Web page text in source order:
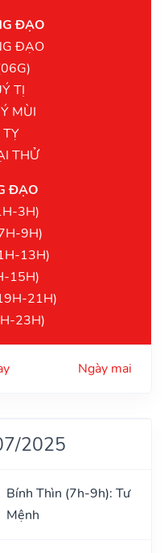
ĐẠO
ĐẠO
TỊ
MÙI
THỬ
ĐẠO
3H)
9H)
13H)
15H)
21H)
23H)
Ngày mai
2025
Bính Thìn (7h-9h): Tư
Mệnh